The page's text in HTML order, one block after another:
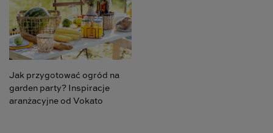
Jak przygotować ogród na
garden party? Inspiracje
aranżacyjne od Vokato